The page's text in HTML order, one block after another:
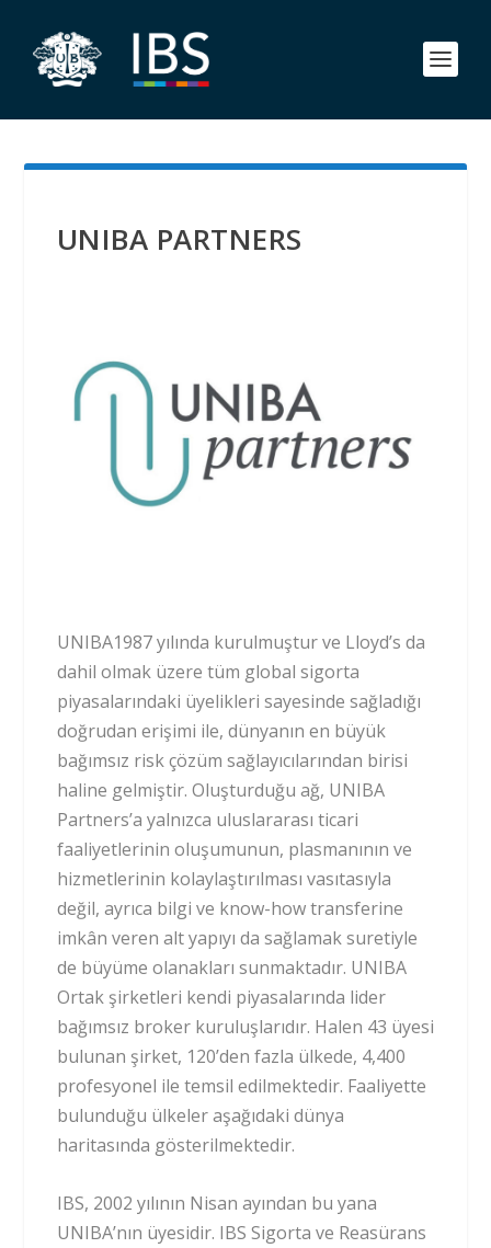
UNIBA PARTNERS
UNIBA1987 yılında kurulmuştur ve Lloyd’s da
dahil olmak üzere tüm global sigorta
piyasalarındaki üyelikleri sayesinde sağladığı
doğrudan erişimi ile, dünyanın en büyük
bağımsız risk çözüm sağlayıcılarından birisi
haline gelmiştir. Oluşturduğu ağ, UNIBA
Partners’a yalnızca uluslararası ticari
faaliyetlerinin oluşumunun, plasmanının ve
hizmetlerinin kolaylaştırılması vasıtasıyla
değil, ayrıca bilgi ve know-how transferine
imkân veren alt yapıyı da sağlamak suretiyle
de büyüme olanakları sunmaktadır. UNIBA
Ortak şirketleri kendi piyasalarında lider
bağımsız broker kuruluşlarıdır. Halen 43 üyesi
bulunan şirket, 120’den fazla ülkede, 4,400
profesyonel ile temsil edilmektedir. Faaliyette
bulunduğu ülkeler aşağıdaki dünya
haritasında gösterilmektedir.
IBS, 2002 yılının Nisan ayından bu yana
UNIBA’nın üyesidir. IBS Sigorta ve Reasürans